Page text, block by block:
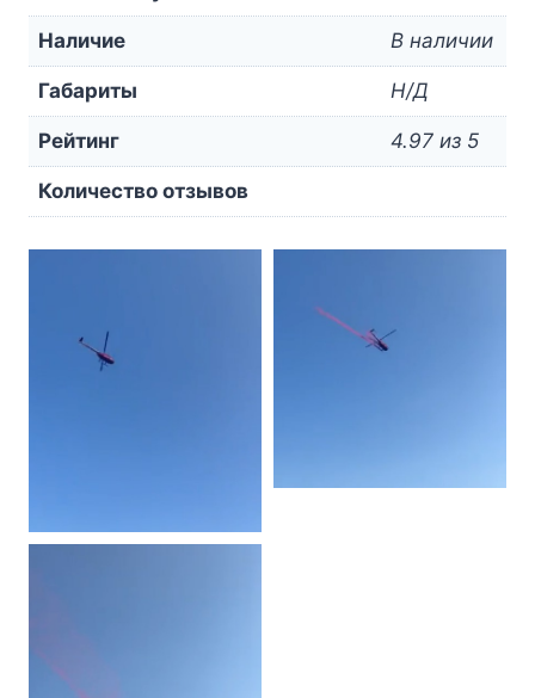
Наличие В наличии
Габариты Н/Д
Рейтинг 4.97 из 5
Количество отзывов